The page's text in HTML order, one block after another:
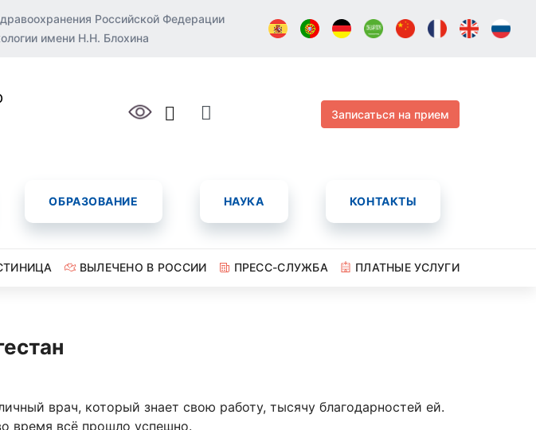
Российской Федерации
имени Н.Н. Блохина
Записаться на прием
ОБРАЗОВАНИЕ НАУКА КОНТАКТЫ
ВЫЛЕЧЕНО В РОССИИ ПРЕСС-СЛУЖБА
ПЛАТНЫЕ УСЛУГИ
врач, который знает свою работу, тысячу благодарностей ей.
время всё прошло успешно.